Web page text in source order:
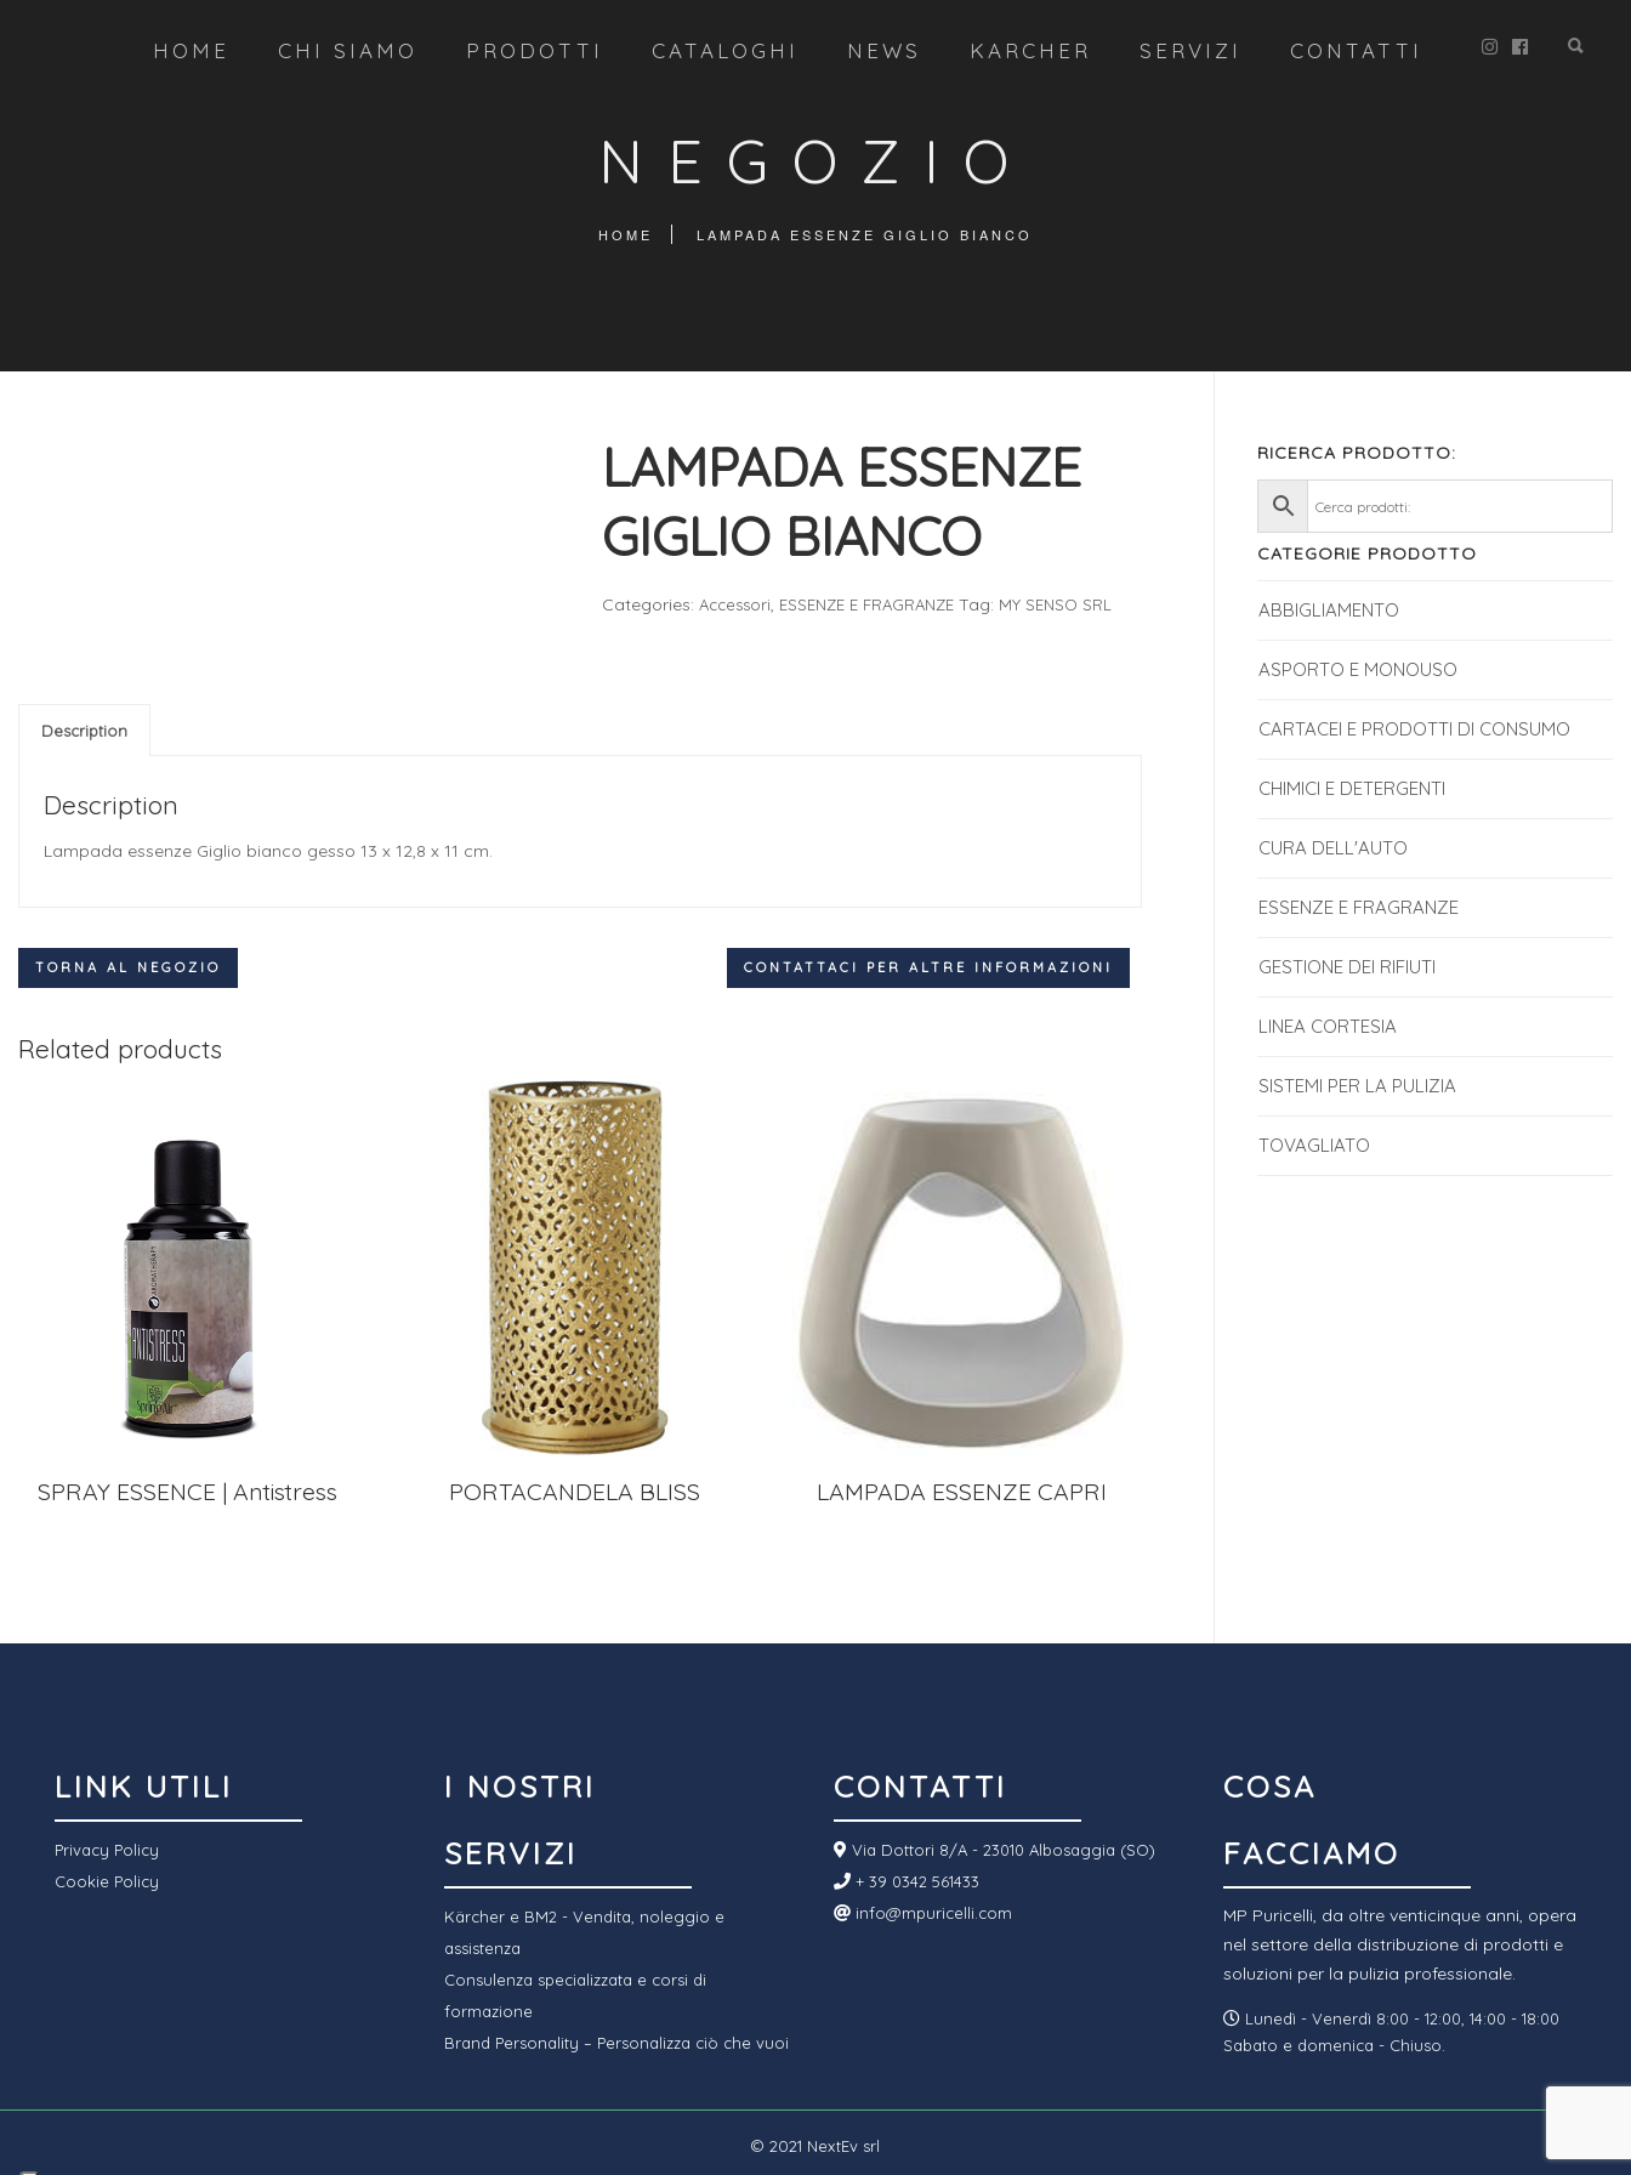
HOME CHI SIAMO PRODOTTI CATALOGHI NEWS KARCHER SERVIZI CONTATTI
NEGOZIO
HOME LAMPADA ESSENZE GIGLIO BIANCO
LAMPADA ESSENZE
GIGLIO BIANCO
Categories:Accessori, ESSENZE E FRAGRANZE Tag: MY SENSO SRL
Description
Description
Lampada essenze Giglio bianco gesso 13 x 12,8 x 11 cm.
TORNA AL NEGOZIO CONTATTACI PER ALTRE INFORMAZIONI
Related products
SPRAY ESSENCE | Antistress PORTACANDELA BLISS LAMPADA ESSENZE CAPRI
RICERCA PRODOTTO:
CATEGORIE PRODOTTO
ABBIGLIAMENTO
ASPORTO E MONOUSO
CARTACEI E PRODOTTI DI CONSUMO
CHIMICI E DETERGENTI
CURA DELL'AUTO
ESSENZE E FRAGRANZE
GESTIONE DEI RIFIUTI
LINEA CORTESIA
SISTEMI PER LA PULIZIA
TOVAGLIATO
LINK UTILI
Privacy Policy
Cookie Policy
I NOSTRI
SERVIZI
Kärcher e BM2 - Vendita, noleggio e
assistenza
Consulenza specializzata e corsi di
formazione
Brand Personality – Personalizza ciò che vuoi
CONTATTI
Via Dottori 8/A - 23010 Albosaggia (SO)
+ 39 0342 561433
info@mpuricelli.com
COSA
FACCIAMO
MP Puricelli, da oltre venticinque anni, opera
nel settore della distribuzione di prodotti e
soluzioni per la pulizia professionale.
Lunedì - Venerdì 8:00 - 12:00, 14:00 - 18:00
Sabato e domenica - Chiuso.
© 2021 NextEv srl